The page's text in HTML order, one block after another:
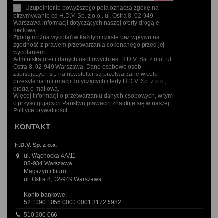
Uzupełnienie powyższego pola oznacza zgodę na
otrzymywanie od H.D.V. Sp. z o.o., ul. Ostra 8, 02-949
Warszawa informacji dotyczących naszej oferty drogą e-
mailową.
Zgodę można wycofać w każdym czasie bez wpływu na
zgodność z prawem przetwarzania dokonanego przed jej
wycofaniem.
Administratorem danych osobowych jest H.D.V. Sp. z o.o., ul.
Ostra 8, 02-949 Warszawa. Dane osobowe osób
zapisujących się na newsletter są przetwarzane w celu
przesyłania informacji dotyczących oferty H.D.V. Sp. z o.o.,
drogą e-mailową.
Więcej informacji o przetwarzaniu danych osobowych, w tym
o przysługujących Państwu prawach, znajduje się w naszej
Polityce prywatności.
KONTAKT
H.D.V. Sp. z o.o.
ul. Wąchocka 4A/11
03-934 Warszawa
Magazyn i biuro:
ul. Ostra 8, 02-949 Warszawa
Konto bankowe:
52 1090 1056 0000 0001 3172 5982
510 900 066